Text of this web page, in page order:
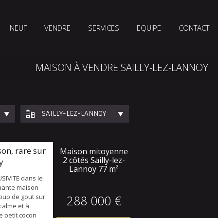
NEUF VENDRE SERVICES EQUIPE CONTACT
MAISON À VENDRE SAILLY-LEZ-LANNOY
SAILLY-LEZ-LANNOY
rare sur
dans le
maison
de gout sur
et à
petit cocon
Maison mitoyenne
2 côtés Sailly-lez-
Lannoy 77 m²
288 000 €